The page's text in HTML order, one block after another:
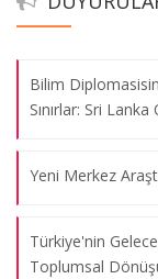
Bilim
Sınırlar: Sri Lanka
Yeni Merkez
Türkiye'nin
Toplumsal